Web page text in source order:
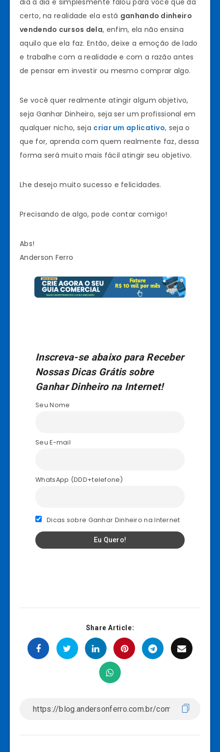
certo, na realidade ela está ganhando dinheiro
vendendo cursos dela, enfim, ela não ensina
aquilo que ela faz. Então, deixe a emoção de lado
e trabalhe com a realidade e com a razão antes
de pensar em investir ou mesmo comprar algo.
Se você quer realmente atingir algum objetivo,
seja Ganhar Dinheiro, seja ser um profissional em
qualquer nicho, seja criar um aplicativo, seja o
que for, aprenda com quem realmente faz, dessa
forma será muito mais fácil atingir seu objetivo.
Lhe desejo muito sucesso e felicidades.
Precisando de algo, pode contar comigo!
Abs!
Anderson Ferro
Inscreva-se abaixo para Receber
Nossas Dicas Grátis sobre
Ganhar Dinheiro na Internet!
Seu Nome
Seu E-mail
WhatsApp (DDD+telefone)
Dicas sobre Ganhar Dinheiro na Internet
Share Article: